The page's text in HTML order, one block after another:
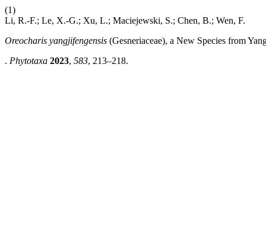
(1)
Li, R.-F.; Le, X.-G.; Xu, L.; Maciejewski, S.; Chen, B.; Wen, F.
Oreocharis yangjifengensis (Gesneriaceae), a New Species from
. Phytotaxa 2023, 583, 213–218.